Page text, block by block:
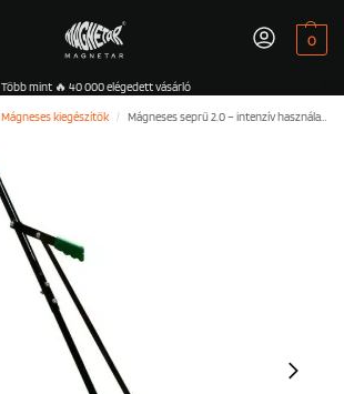
0
Több mint 🔥 40 000 elégedett vásárló
Mágneses kiegészítők / Mágneses seprű 2.0 – intenzív használatra